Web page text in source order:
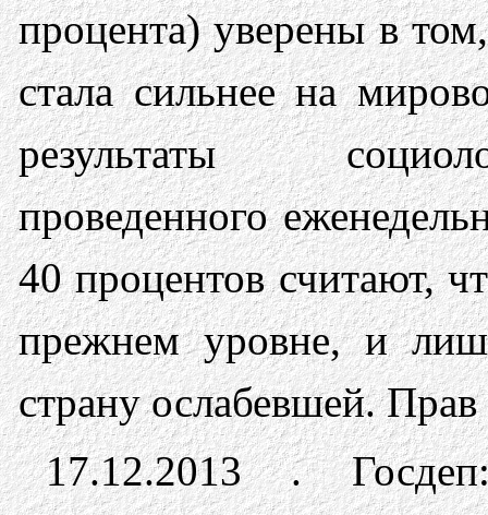
процента) уверены в
стала сильнее на
результаты
проведенного
40 процентов считают,
прежнем уровне, и
страну ослабевшей.
17.12.2013 .